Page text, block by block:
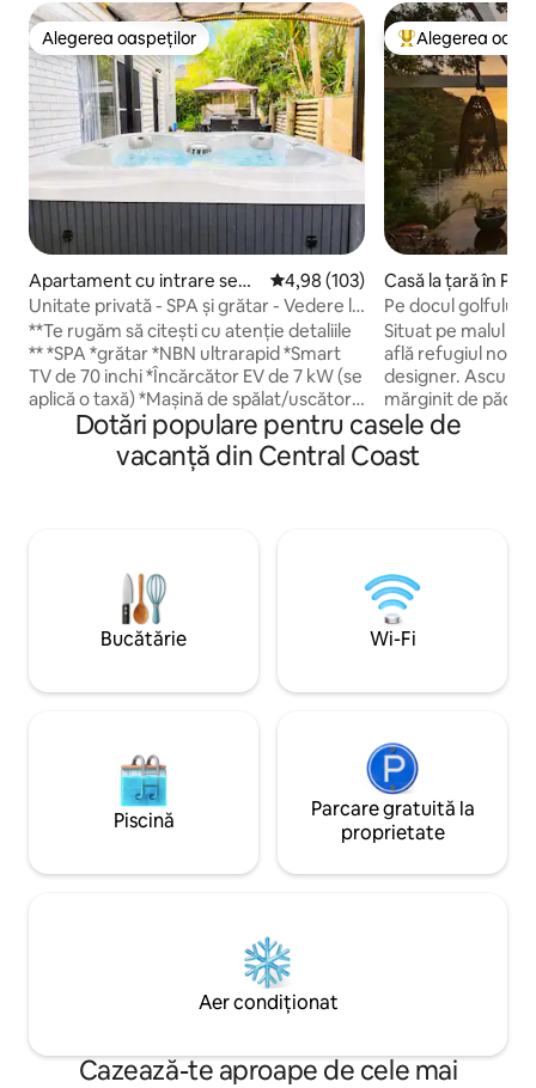
Alegerea oaspeților
Alegerea oaspeților
Apartament cu intrare sepa
rată în Bateau Bay
Scor mediu de 4,98 din 5, 103
4,98 (103)
Unitate privată - SPA și grătar - Vedere la
apus - lângă magazine și plajă
**Te rugăm să citești cu atenție detaliile
** *SPA *grătar *NBN ultrarapid *Smart
TV de 70 inchi *Încărcător EV de 7 kW (se
aplică o taxă) *Mașină de spălat/uscător
*fumatul interzis Relaxează-te în această
unitate confortabilă, cu concept deschis,
cu apusuri de soare frumoase în vale,
uimitoare (The Entrance, Shelly Beach,
Terrigal), multe terenuri de golf și o
mulțime de cafenele și magazine
alimentare - poziționate perfect atât
Locuință din
Alegerea
Casă la țară în
Situat pe malul
află refugiul
designer.
mărginit de
bijuterie ascunsă
uluitoare asupra
Bay. Departe de
ancorelor bărcilor
cu priveliști cu
redescoperă
într-un cadru care
Dotări populare pentru casele de
vacanță din Central Coast
Bucătărie Wi-Fi
Piscină
Parcare gratuită la
proprietate
Aer condiționat
Cazează-te aproape de cele mai